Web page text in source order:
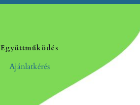
Együttműködés
Ajánlatkérés